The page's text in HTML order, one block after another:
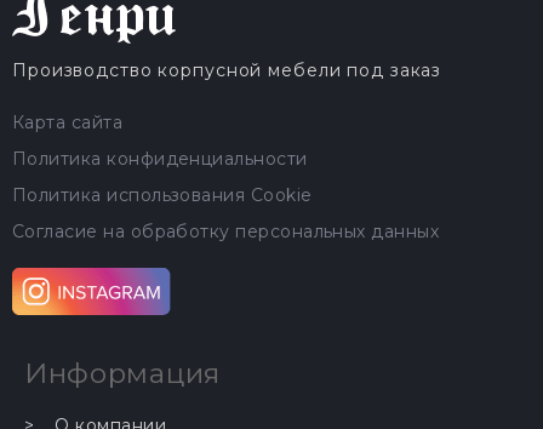
Производство корпусной мебели под заказ
Карта сайта
Политика конфиденциальности
Политика использования Cookie
Согласие на обработку персональных данных
Информация